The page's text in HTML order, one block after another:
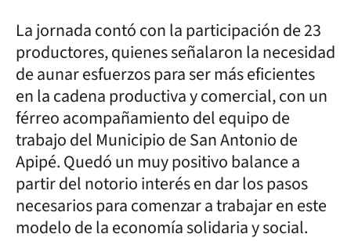
La jornada contó con la participación de 23
productores, quienes señalaron la necesidad
de aunar esfuerzos para ser más eficientes
en la cadena productiva y comercial, con un
férreo acompañamiento del equipo de
trabajo del Municipio de San Antonio de
Apipé. Quedó un muy positivo balance a
partir del notorio interés en dar los pasos
necesarios para comenzar a trabajar en este
modelo de la economía solidaria y social.